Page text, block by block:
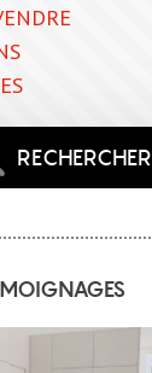
RECHERCHER